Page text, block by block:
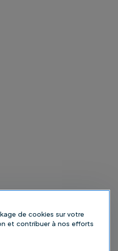
de cookies sur votre
et contribuer à nos efforts